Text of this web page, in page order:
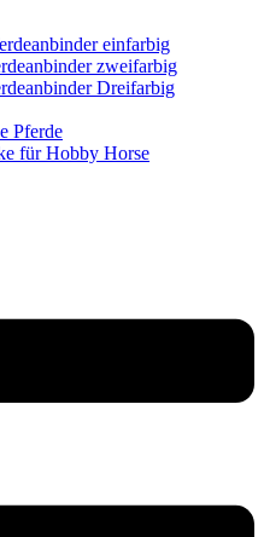
einfarbig
zweifarbig
Dreifarbig
Pferde
für Hobby Horse